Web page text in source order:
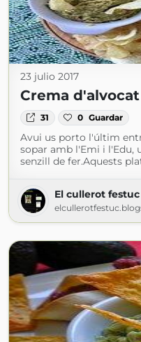
23 julio 2017
Crema
31 0 Guardar
Avui us porto l'últim
sopar amb l'Emi i l'Edu,
senzill de fer.Aquests
El cullerot festuc